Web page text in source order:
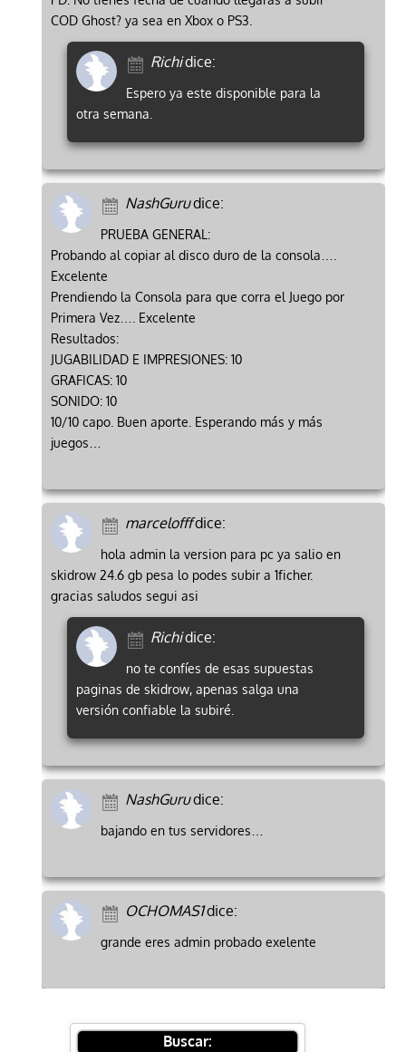
COD Ghost? ya sea en Xbox o PS3.
Richidice:
Espero ya este disponible para la
otra semana.
NashGurudice:
PRUEBA GENERAL:
Probando al copiar al disco duro de la consola….
Excelente
Prendiendo la Consola para que corra el Juego por
Primera Vez…. Excelente
Resultados:
JUGABILIDAD E IMPRESIONES: 10
GRAFICAS: 10
SONIDO: 10
10/10 capo. Buen aporte. Esperando más y más
juegos…
marcelofffdice:
hola admin la version para pc ya salio en
skidrow 24.6 gb pesa lo podes subir a 1ficher.
gracias saludos segui asi
Richidice:
no te confíes de esas supuestas
paginas de skidrow, apenas salga una
versión confiable la subiré.
NashGurudice:
bajando en tus servidores…
OCHOMAS1dice:
grande eres admin probado exelente
Buscar: